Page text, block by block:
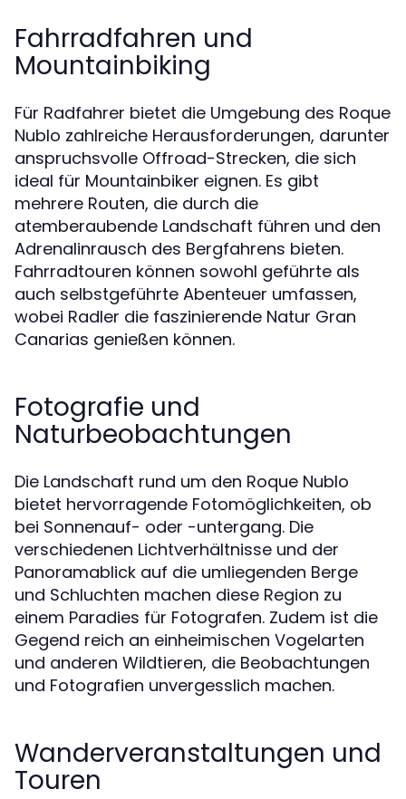
Fahrradfahren und
Mountainbiking
Für Radfahrer bietet die Umgebung des Roque
Nublo zahlreiche Herausforderungen, darunter
anspruchsvolle Offroad-Strecken, die sich
ideal für Mountainbiker eignen. Es gibt
mehrere Routen, die durch die
atemberaubende Landschaft führen und den
Adrenalinrausch des Bergfahrens bieten.
Fahrradtouren können sowohl geführte als
auch selbstgeführte Abenteuer umfassen,
wobei Radler die faszinierende Natur Gran
Canarias genießen können.
Fotografie und
Naturbeobachtungen
Die Landschaft rund um den Roque Nublo
bietet hervorragende Fotomöglichkeiten, ob
bei Sonnenauf- oder -untergang. Die
verschiedenen Lichtverhältnisse und der
Panoramablick auf die umliegenden Berge
und Schluchten machen diese Region zu
einem Paradies für Fotografen. Zudem ist die
Gegend reich an einheimischen Vogelarten
und anderen Wildtieren, die Beobachtungen
und Fotografien unvergesslich machen.
Wanderveranstaltungen und
Touren